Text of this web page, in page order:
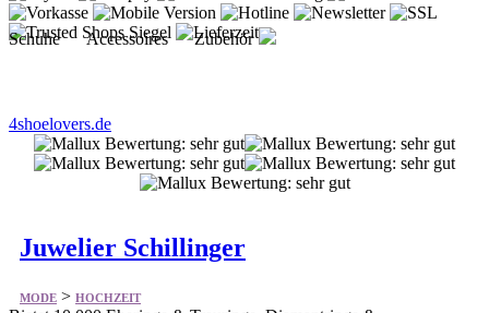
Schuhe Accessoires Zubehör
4shoelovers.de
Juwelier Schillinger
MODE > HOCHZEIT